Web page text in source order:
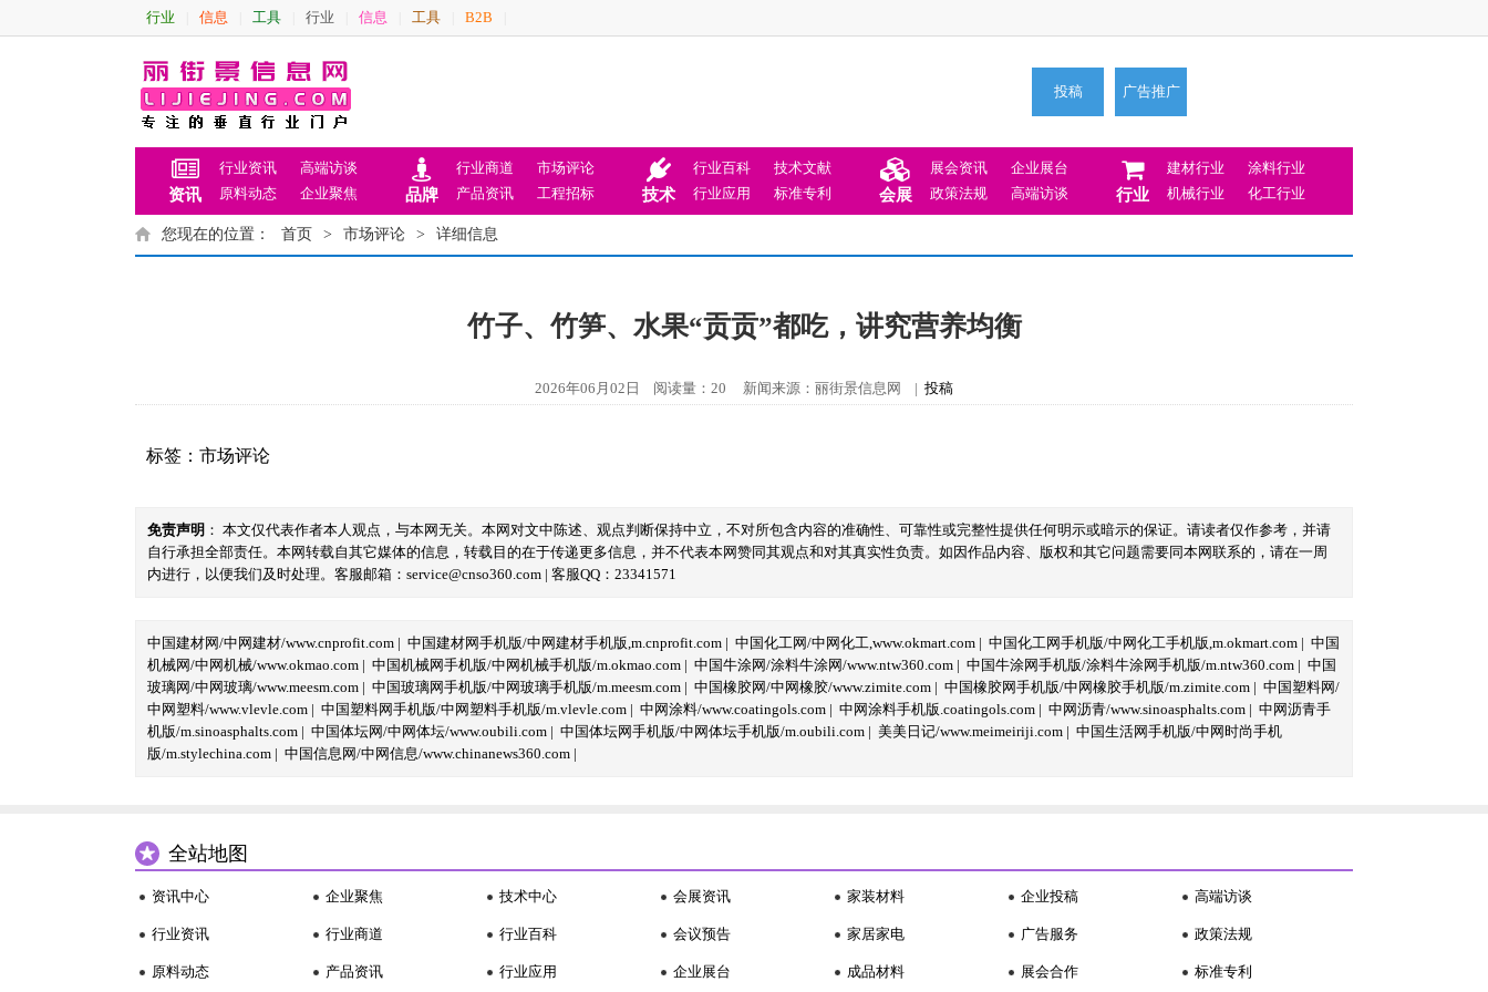
行业 信息 工具 行业 信息 工具 B2B
投稿 广告推广
资讯
行业资讯
高端访谈
原料动态
企业聚焦 品牌
行业商道
市场评论
产品资讯
工程招标 技术
行业百科
技术文献
行业应用
标准专利 会展
展会资讯
企业展台
政策法规
高端访谈 行业
建材行业
涂料行业
机械行业
化工行业
您现在的位置： 首页 > 市场评论 > 详细信息
竹子、竹笋、水果“贡贡”都吃，讲究营养均衡
2026年06月02日 阅读量：20 新闻来源：丽街景信息网 | 投稿
标签： 市场评论
免责声明 ： 本文仅代表作者本人观点，与本网无关。本网对文中陈述、观点判断保持中立，不对所包含内容的准确性、可靠性或完整性提供任何明示或暗示的保证。请读者仅作参考，并请
自行承担全部责任。本网转载自其它媒体的信息，转载目的在于传递更多信息，并不代表本网赞同其观点和对其真实性负责。如因作品内容、版权和其它问题需要同本网联系的，请在一周
内进行，以便我们及时处理。客服邮箱：service@cnso360.com | 客服QQ：23341571
中国建材网/中网建材/www.cnprofit.com | 中国建材网手机版/中网建材手机版,m.cnprofit.com | 中国化工网/中网化工,www.okmart.com | 中国化工网手机版/中网化工手机版,m.okmart.com | 中国
机械网/中网机械/www.okmao.com | 中国机械网手机版/中网机械手机版/m.okmao.com | 中国牛涂网/涂料牛涂网/www.ntw360.com | 中国牛涂网手机版/涂料牛涂网手机版/m.ntw360.com | 中国
玻璃网/中网玻璃/www.meesm.com | 中国玻璃网手机版/中网玻璃手机版/m.meesm.com | 中国橡胶网/中网橡胶/www.zimite.com | 中国橡胶网手机版/中网橡胶手机版/m.zimite.com | 中国塑料网/
中网塑料/www.vlevle.com | 中国塑料网手机版/中网塑料手机版/m.vlevle.com | 中网涂料/www.coatingols.com | 中网涂料手机版.coatingols.com | 中网沥青/www.sinoasphalts.com | 中网沥青手
机版/m.sinoasphalts.com | 中国体坛网/中网体坛/www.oubili.com | 中国体坛网手机版/中网体坛手机版/m.oubili.com | 美美日记/www.meimeiriji.com | 中国生活网手机版/中网时尚手机
版/m.stylechina.com | 中国信息网/中网信息/www.chinanews360.com |
全站地图
资讯中心
行业资讯
原料动态
企业聚焦
行业商道
产品资讯
技术中心
行业百科
行业应用
会展资讯
会议预告
企业展台
家装材料
家居家电
成品材料
企业投稿
广告服务
展会合作
高端访谈
政策法规
标准专利